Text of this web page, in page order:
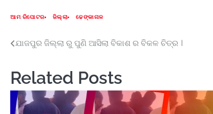
ଆମ ରିପୋଟର ଜିଲ୍ଲା ଢେଙ୍କାନାଳ
Post
ଯାଜପୁର ଜିଲ୍ଲା ରୁ ପୁଣି ଆସିଲା ବିକାଶ ର ବିକଳ ଚିତ୍ର ।
Related Posts